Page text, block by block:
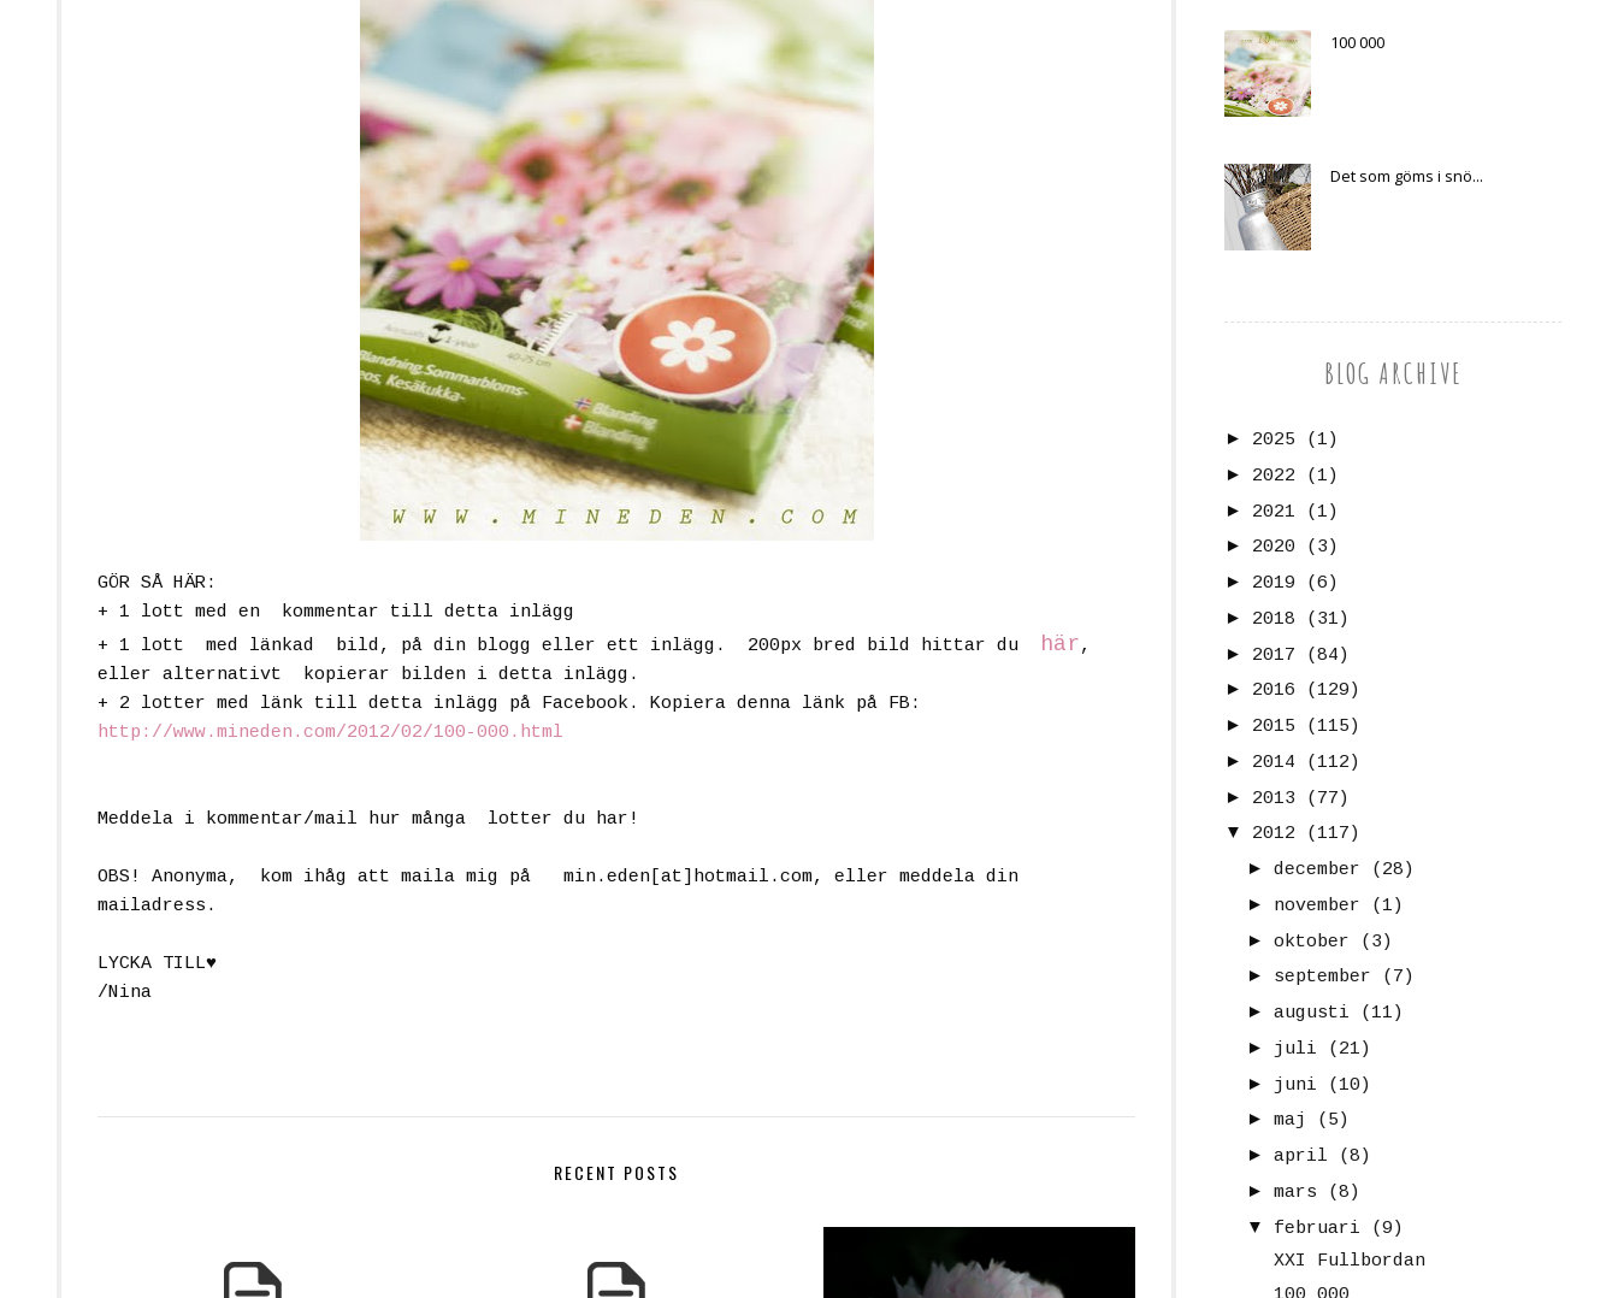
GÖR SÅ HÄR:
+ 1 lott med en kommentar till detta inlägg
+ 1 lott med länkad bild, på din blogg eller ett inlägg. 200px bred bild hittar du här,
eller alternativt kopierar bilden i detta inlägg.
+ 2 lotter med länk till detta inlägg på Facebook. Kopiera denna länk på FB:
http://www.mineden.com/2012/02/100-000.html
Meddela i kommentar/mail hur många lotter du har!
OBS! Anonyma, kom ihåg att maila mig på min.eden[at]hotmail.com, eller meddela din
mailadress.
LYCKA TILL♥
/Nina
RECENT POSTS
100 000
Det som göms i snö...
BLOG ARCHIVE
► 2025
(1)
► 2022
(1)
► 2021
(1)
► 2020
(3)
► 2019
(6)
► 2018
(31)
► 2017
(84)
► 2016
(129)
► 2015
(115)
► 2014
(112)
► 2013
(77)
▼
2012
(117)
► december
(28)
► november
(1)
► oktober
(3)
► september
(7)
► augusti
(11)
► juli
(21)
► juni
(10)
► maj
(5)
► april
(8)
► mars
(8)
▼
februari
(9)
XXI Fullbordan